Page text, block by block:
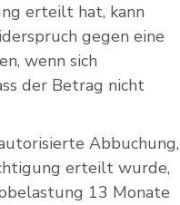
erteilt hat, kann
gegen eine
wenn sich
der Betrag nicht
Abbuchung,
erteilt wurde,
13 Monate